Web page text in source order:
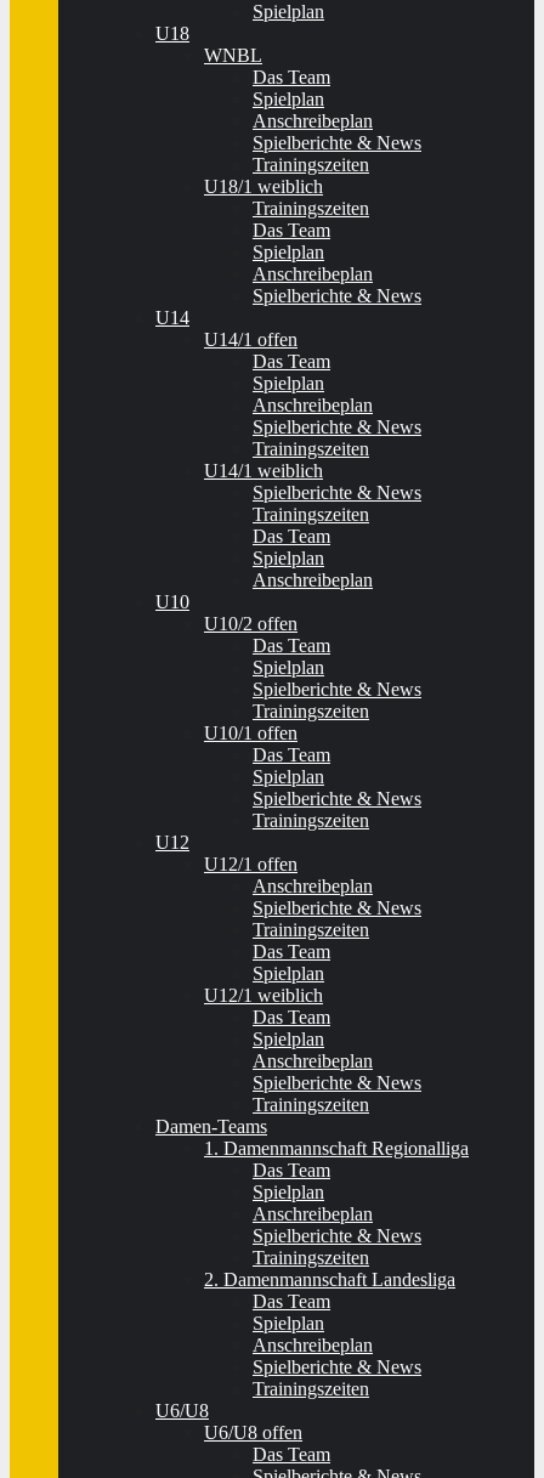
Spielplan
U18
WNBL
Das Team
Spielplan
Anschreibeplan
Spielberichte & News
Trainingszeiten
U18/1 weiblich
Trainingszeiten
Das Team
Spielplan
Anschreibeplan
Spielberichte & News
U14
U14/1 offen
Das Team
Spielplan
Anschreibeplan
Spielberichte & News
Trainingszeiten
U14/1 weiblich
Spielberichte & News
Trainingszeiten
Das Team
Spielplan
Anschreibeplan
U10
U10/2 offen
Das Team
Spielplan
Spielberichte & News
Trainingszeiten
U10/1 offen
Das Team
Spielplan
Spielberichte & News
Trainingszeiten
U12
U12/1 offen
Anschreibeplan
Spielberichte & News
Trainingszeiten
Das Team
Spielplan
U12/1 weiblich
Das Team
Spielplan
Anschreibeplan
Spielberichte & News
Trainingszeiten
Damen-Teams
1. Damenmannschaft Regionalliga
Das Team
Spielplan
Anschreibeplan
Spielberichte & News
Trainingszeiten
2. Damenmannschaft Landesliga
Das Team
Spielplan
Anschreibeplan
Spielberichte & News
Trainingszeiten
U6/U8
U6/U8 offen
Das Team